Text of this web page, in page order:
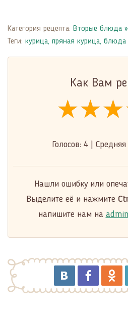
Категория рецепта: Вторые блюда »
Теги: курица, пряная курица, блюда
Как Вам
Голосов: 4 Средняя
Нашли ошибку или
Выделите её и нажмите
напишите нам на